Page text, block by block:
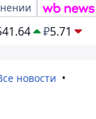
₽5.71
новости